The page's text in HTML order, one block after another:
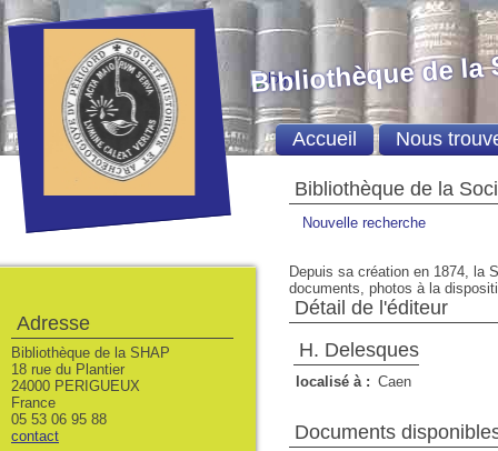
Bibliothèque de la
Nouvelle recherche
Depuis sa création en 1874, la
documents, photos à la
Détail de l'éditeur
H. Delesques
localisé à : Caen
Documents
Bibliothèque de la
Accueil Nous
Adresse
Bibliothèque de la SHAP
18 rue du Plantier
24000 PERIGUEUX
France
05 53 06 95 88
contact